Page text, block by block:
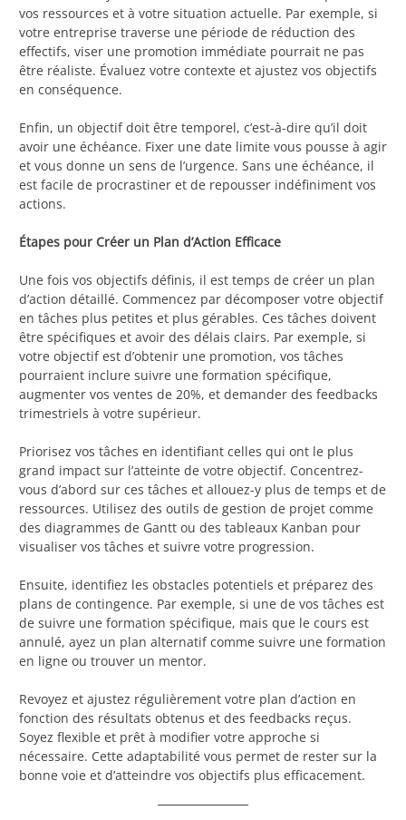
vos ressources et à votre situation actuelle. Par exemple, si
votre entreprise traverse une période de réduction des
effectifs, viser une promotion immédiate pourrait ne pas
être réaliste. Évaluez votre contexte et ajustez vos objectifs
en conséquence.
Enfin, un objectif doit être temporel, c’est-à-dire qu’il doit
avoir une échéance. Fixer une date limite vous pousse à agir
et vous donne un sens de l’urgence. Sans une échéance, il
est facile de procrastiner et de repousser indéfiniment vos
actions.
Étapes pour Créer un Plan d’Action Efficace
Une fois vos objectifs définis, il est temps de créer un plan
d’action détaillé. Commencez par décomposer votre objectif
en tâches plus petites et plus gérables. Ces tâches doivent
être spécifiques et avoir des délais clairs. Par exemple, si
votre objectif est d’obtenir une promotion, vos tâches
pourraient inclure suivre une formation spécifique,
augmenter vos ventes de 20%, et demander des feedbacks
trimestriels à votre supérieur.
Priorisez vos tâches en identifiant celles qui ont le plus
grand impact sur l’atteinte de votre objectif. Concentrez-
vous d’abord sur ces tâches et allouez-y plus de temps et de
ressources. Utilisez des outils de gestion de projet comme
des diagrammes de Gantt ou des tableaux Kanban pour
visualiser vos tâches et suivre votre progression.
Ensuite, identifiez les obstacles potentiels et préparez des
plans de contingence. Par exemple, si une de vos tâches est
de suivre une formation spécifique, mais que le cours est
annulé, ayez un plan alternatif comme suivre une formation
en ligne ou trouver un mentor.
Revoyez et ajustez régulièrement votre plan d’action en
fonction des résultats obtenus et des feedbacks reçus.
Soyez flexible et prêt à modifier votre approche si
nécessaire. Cette adaptabilité vous permet de rester sur la
bonne voie et d’atteindre vos objectifs plus efficacement.